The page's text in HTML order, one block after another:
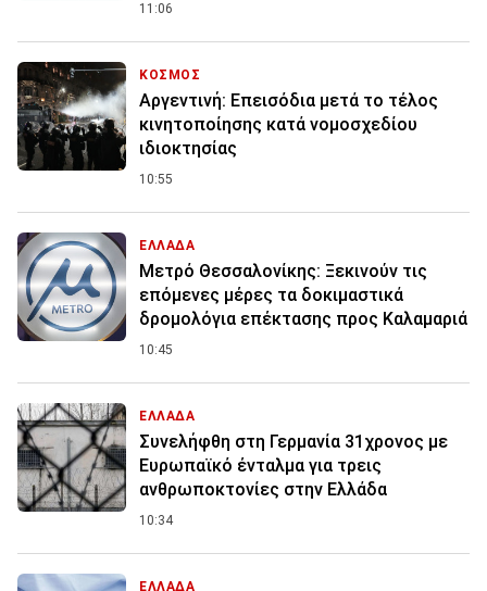
11:06
ΚΟΣΜΟΣ
Αργεντινή: Επεισόδια μετά το τέλος
κινητοποίησης κατά νομοσχεδίου
ιδιοκτησίας
10:55
ΕΛΛΑΔΑ
Μετρό Θεσσαλονίκης: Ξεκινούν τις
επόμενες μέρες τα δοκιμαστικά
δρομολόγια επέκτασης προς Καλαμαριά
10:45
ΕΛΛΑΔΑ
Συνελήφθη στη Γερμανία 31χρονος με
Ευρωπαϊκό ένταλμα για τρεις
ανθρωποκτονίες στην Ελλάδα
10:34
ΕΛΛΑΔΑ